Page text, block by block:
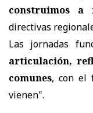
construimos a
directivas
Las jornadas
articulación,
comunes, con el
vienen".